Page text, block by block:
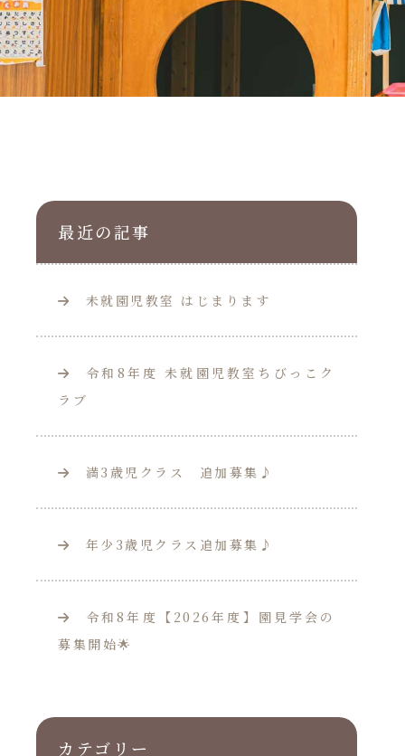
最近の記事
未就園児教室 はじまります
令和8年度 未就園児教室ちびっこク
ラブ
満3歳児クラス 追加募集♪
年少3歳児クラス追加募集♪
令和8年度【2026年度】園見学会の
募集開始🌟
カテゴリー